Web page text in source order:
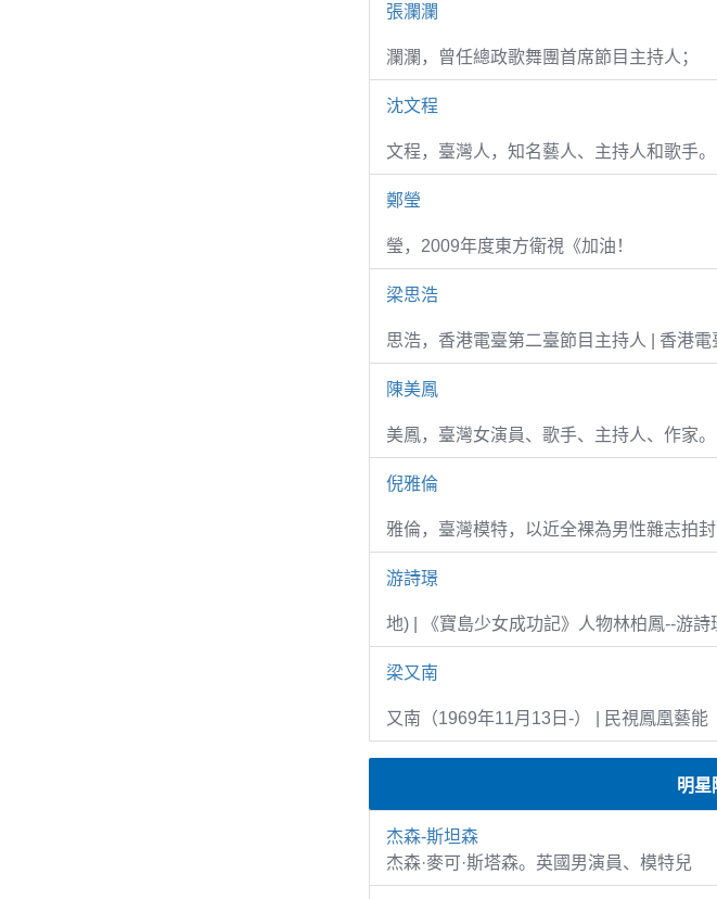
張瀾瀾
瀾瀾，曾任總政歌舞團首席節目主持人；
沈文程
文程，臺灣人，知名藝人、主持人和歌手。
鄭瑩
瑩，2009年度東方衛視《加油！
梁思浩
思浩，香港電臺第二臺節目主持人 | 香港電
陳美鳳
美鳳，臺灣女演員、歌手、主持人、作家
倪雅倫
雅倫，臺灣模特，以近全裸為男性雜志拍
游詩璟
地) | 《寶島少女成功記》人物林柏鳳--游詩
梁又南
又南（1969年11月13日-） | 民視鳳凰藝能
明星
杰森-斯坦森
杰森·麥可·斯塔森。英國男演員、模特兒